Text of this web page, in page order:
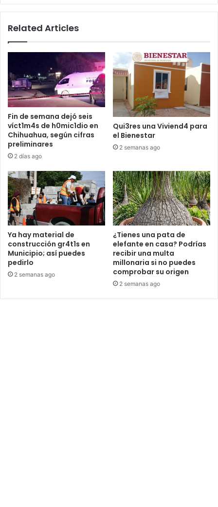
Related Articles
Fin de semana dejó seis
víct1m4s de h0mic1dio en
Chihuahua, según cifras
preliminares
2 días ago
Qui3res una Viviend4 para
el Bienestar
2 semanas ago
Ya hay material de
construcción gr4t1s en
Municipio; así puedes
pedirlo
2 semanas ago
¿Tienes una pata de
elefante en casa? Podrías
recibir una multa
millonaria si no puedes
comprobar su origen
2 semanas ago